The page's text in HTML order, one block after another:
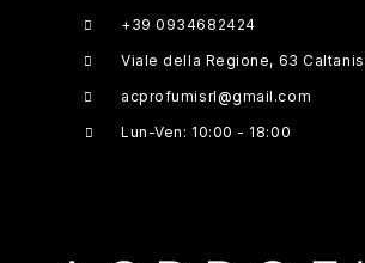
+39 0934682424
Viale della Regione, 63
acprofumisrl@gmail.com
Lun-Ven: 10:00 - 18:00